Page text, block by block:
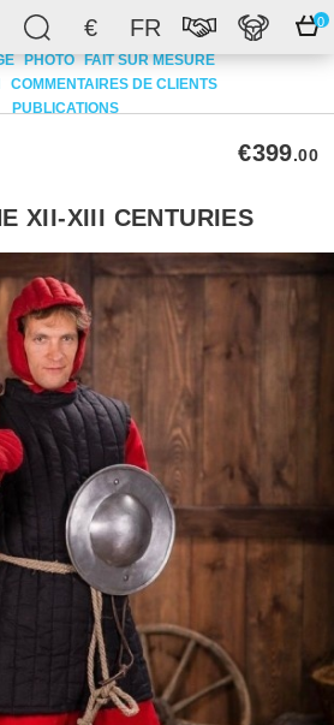
€ FR 0
PHOTO FAIT SUR MESURE
COMMENTAIRES DE CLIENTS
PUBLICATIONS
€399.00
XII-XIII CENTURIES